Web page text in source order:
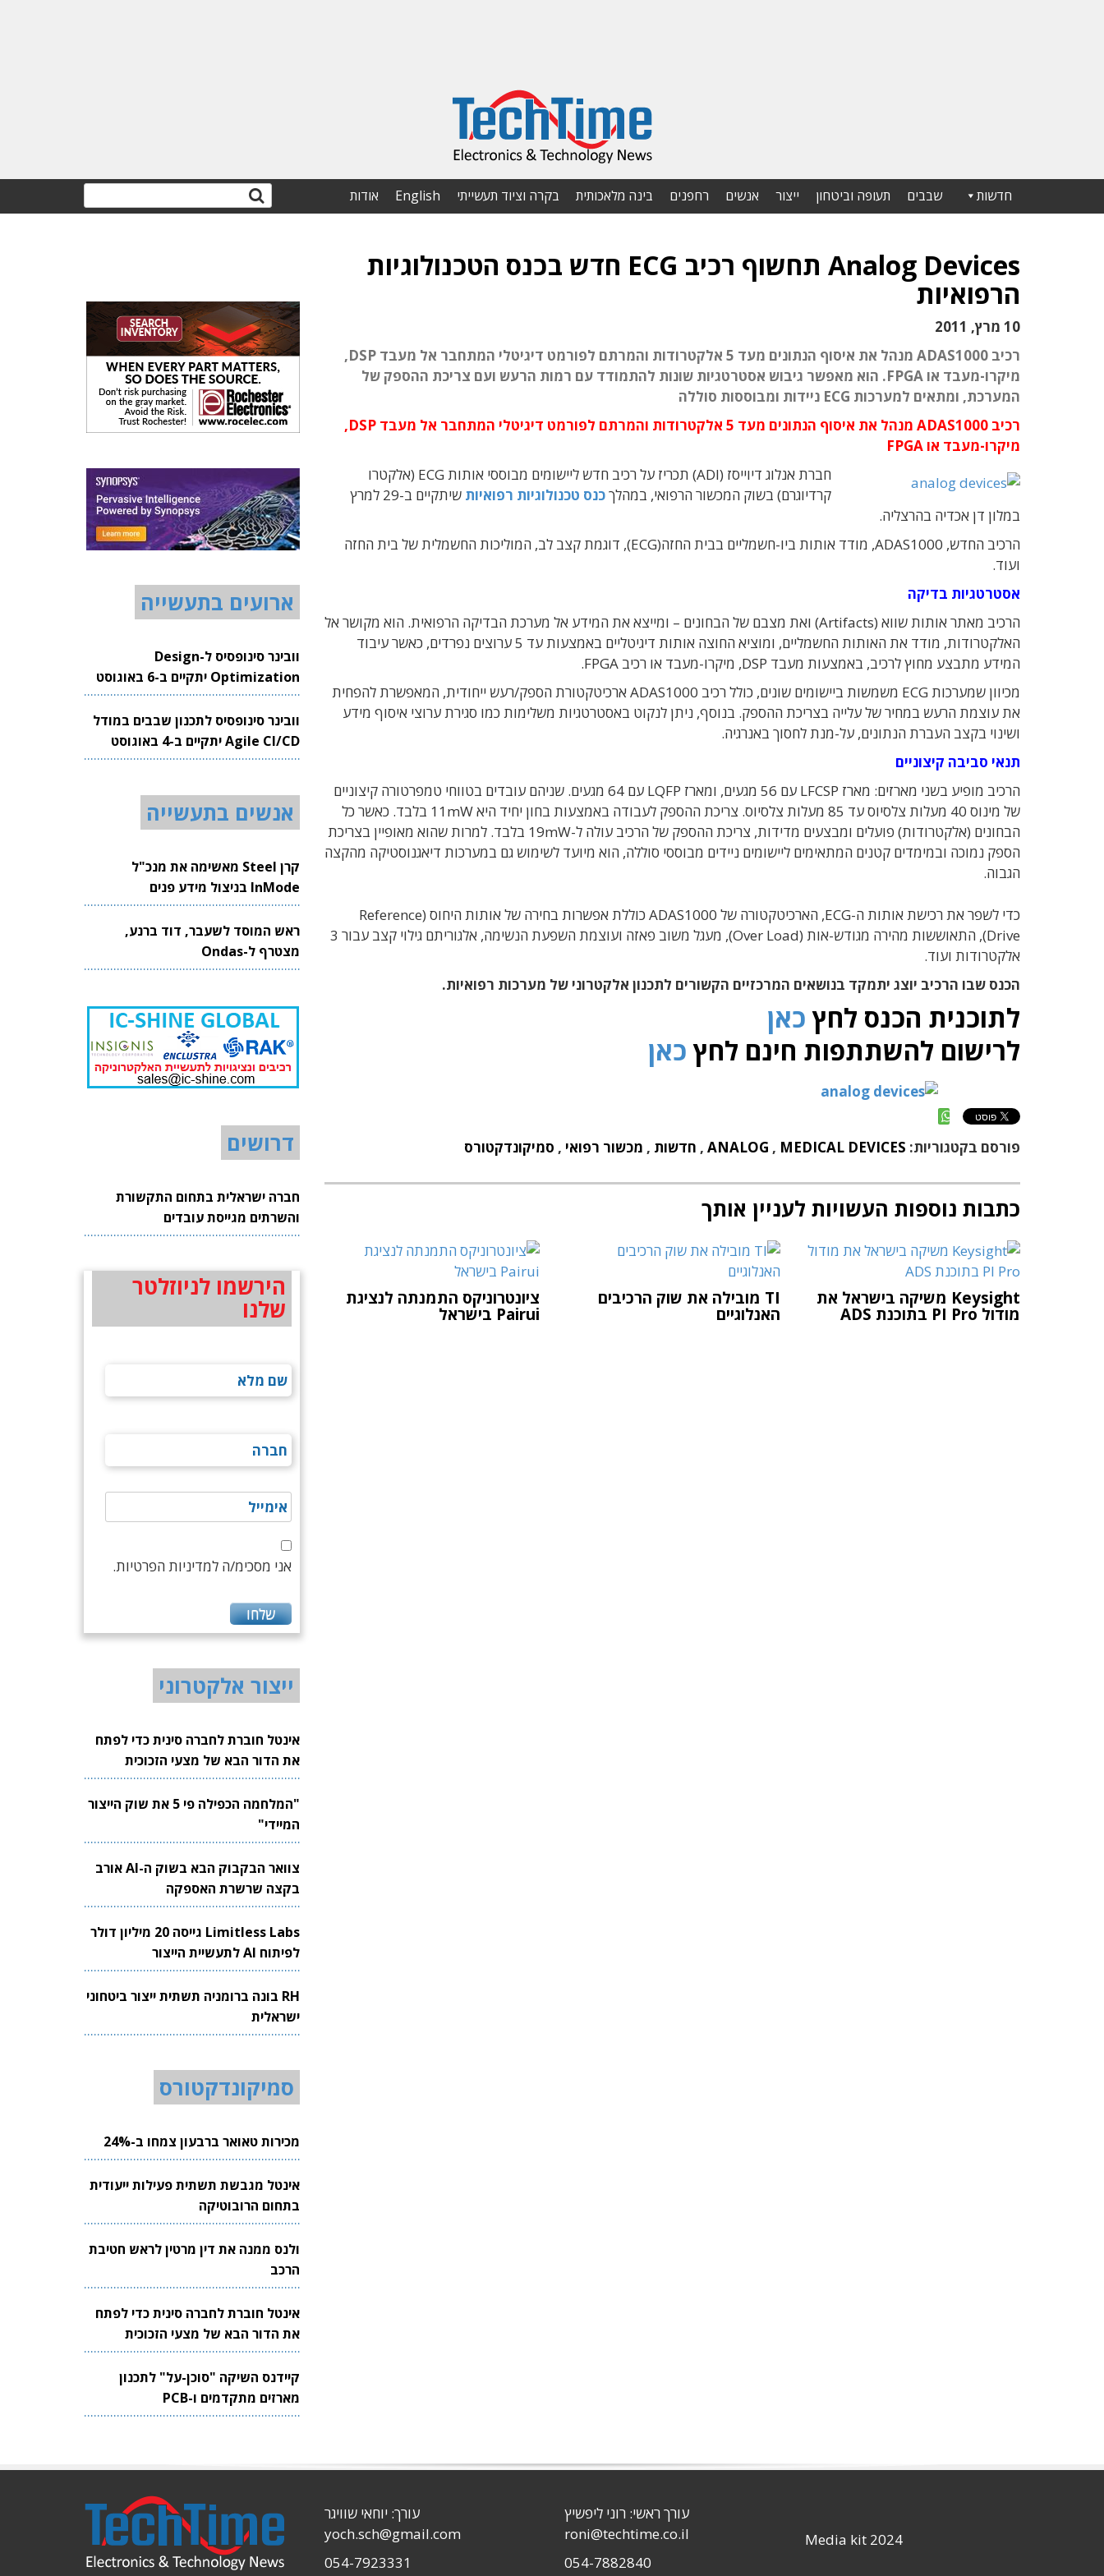
חדשות שבבים תעופה וביטחון ייצור אנשים רחפנים בינה מלאכותית בקרה וציוד תעשייתי English אודות
Analog Devices תחשוף רכיב ECG חדש בכנס הטכנולוגיות
הרפואיות
10 מרץ, 2011
רכיב ADAS1000 מנהל את איסוף הנתונים מעד 5 אלקטרודות והמרתם לפורמט דיגיטלי המתחבר אל מעבד DSP,
מיקרו-מעבד או FPGA. הוא מאפשר גיבוש אסטרטגיות שונות להתמודד עם רמות הרעש ועם צריכת ההספק של
המערכת, ומתאים למערכות ECG ניידות ומבוססות סוללה
רכיב ADAS1000 מנהל את איסוף הנתונים מעד 5 אלקטרודות והמרתם לפורמט דיגיטלי המתחבר אל מעבד DSP,
מיקרו-מעבד או FPGA
חברת אנלוג דיוייסז (ADI) תכריז על רכיב חדש ליישומים מבוססי אותות ECG (אלקטרו
קרדיוגרם) בשוק המכשור הרפואי, במהלךכנס טכנולוגיות רפואיות
שיתקיים ב-29 למרץ
במלון דן אכדיה בהרצליה.
הרכיב החדש, ADAS1000, מודד אותות ביו-חשמליים בבית החזה(ECG), דוגמת קצב לב, המוליכות החשמלית של בית החזה
ועוד.
אסטרטגיות בדיקה
הרכיב מאתר אותות שווא (Artifacts) ואת מצבם של הבחונים – ומייצא את המידע אל מערכת הבדיקה הרפואית. הוא מקושר אל
האלקטרודות, מודד את האותות החשמליים, ומוציא החוצה אותות דיגיטליים באמצעות עד 5 ערוצים נפרדים, כאשר עיבוד
המידע מתבצע מחוץ לרכיב, באמצעות מעבד DSP, מיקרו-מעבד או רכיב FPGA.
מכיוון שמערכות ECG משמשות ביישומים שונים, כולל רכיב ADAS1000 ארכיטקטורת הספק/רעש ייחודית, המאפשרת להפחית
את עוצמת הרעש במחיר של עלייה בצריכת ההספק. בנוסף, ניתן לנקוט באסטרטגיות משלימות כמו סגירת ערוצי איסוף מידע
ושינוי בקצב העברת הנתונים, על-מנת לחסוך באנרגיה.
תנאי סביבה קיצוניים
הרכיב מופיע בשני מארזים: מארז LFCSP עם 56 מגעים, ומארז LQFP עם 64 מגעים. שניהם עובדים בטווחי טמפרטורה קיצוניים
של מינוס 40 מעלות צלסיוס עד 85 מעלות צלסיוס. צריכת ההספק לעבודה באמצעות בחון יחיד היא 11mW בלבד. כאשר כל
הבחונים (אלקטרודות) פועלים ומבצעים מדידות, צריכת ההספק של הרכיב עולה ל-19mW בלבד. למרות שהוא מאופיין בצריכת
הספק נמוכה ובמימדים קטנים המתאימים ליישומים ניידים מבוססי סוללה, הוא מיועד לשימוש גם במערכות דיאגנוסטיקה מהקצה
הגבוה.
כדי לשפר את רכישת אותות ה-ECG, הארכיטקטורה של ADAS1000 כוללת אפשרות בחירה של אותות היחוס (Reference
Drive), התאוששות מהירה מגודש-אות (Over Load), מעגל משוב פאזה ועוצמת השפעת הנשימה, אלגוריתם גילוי קצב עבור 3
אלקטרודות ועוד.
הכנס שבו הרכיב יוצג יתמקד בנושאים המרכזיים הקשורים לתכנון אלקטרוני של מערכות רפואיות.
לתוכנית הכנס לחץכאן
לרישום להשתתפות חינם לחץכאן
פורסם בקטגוריות: ANALOG , MEDICAL DEVICES
, חדשות , מכשור רפואי , סמיקונדקטורס
כתבות נוספות העשויות לעניין אותך
Keysight משיקה בישראל את
מודול PI Pro בתוכנת ADS
TI מובילה את שוק הרכיבים
האנלוגיים
ציונטרוניקס התמנתה לנציגת
Pairui בישראל
ארועים בתעשייה
וובינר סינופסיס ל-Design
Optimization יתקיים ב-6 באוגוסט
2026
וובינר סינופסיס לתכנון שבבים במודל
Agile CI/CD יתקיים ב-4 באוגוסט
2026
אנשים בתעשייה
קרן Steel מאשימה את מנכ"ל
InMode בניצול מידע פנים
ראש המוסד לשעבר, דוד ברנע,
מצטרף ל-Ondas
דרושים
חברה ישראלית בתחום התקשורת
והשרתים מגייסת עובדים
הירשמו לניוזלטר
שלנו
אני מסכימ/ה למדיניות הפרטיות.
ייצור אלקטרוני
אינטל חוברת לחברה סינית כדי לפתח
את הדור הבא של מצעי הזכוכית
לשבבים
"המלחמה הכפילה פי 5 את שוק הייצור
המיידי"
צוואר הבקבוק הבא בשוק ה-AI אורב
בקצה שרשרת האספקה
Limitless Labs גייסה 20 מיליון דולר
לפיתוח AI לתעשיית הייצור
RH בונה ברומניה תשתית ייצור ביטחוני
ישראלית
סמיקונדקטורס
מכירות טאואר ברבעון צמחו ב-24%
אינטל מגבשת תשתית פעילות ייעודית
בתחום הרובוטיקה
ולנס ממנה את דין מרטין לראש חטיבת
הרכב
אינטל חוברת לחברה סינית כדי לפתח
את הדור הבא של מצעי הזכוכית
לשבבים
קיידנס השיקה "סוכן-על" לתכנון
מארזים מתקדמים ו-PCB
Media kit 2024
עורך ראשי: רוני ליפשיץ
roni@techtime.co.il
054-7882840
עורך: יוחאי שוויגר
yoch.sch@gmail.com
054-7923331